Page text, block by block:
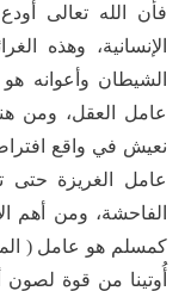
فأن الله تعالى
الإنسانية، وهذه
الشيطان وأعوانه
عامل العقل، ومن
نعيش في واقع
عامل الغريزة حتى
الفاحشة، ومن أهم
كمسلم هو عامل (
أُوتينا من قوة لصون